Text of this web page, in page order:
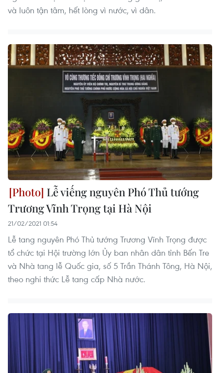
và luôn tận tâm, hết lòng vì nước, vì dân.
Lễ viếng nguyên Phó Thủ tướng
Trương Vĩnh Trọng tại Hà Nội
21/02/2021 01:54
Lễ tang nguyên Phó Thủ tướng Trương Vĩnh Trọng được
tổ chức tại Hội trường lớn Ủy ban nhân dân tỉnh Bến Tre
và Nhà tang lễ Quốc gia, số 5 Trần Thánh Tông, Hà Nội,
theo nghi thức Lễ tang cấp Nhà nước.